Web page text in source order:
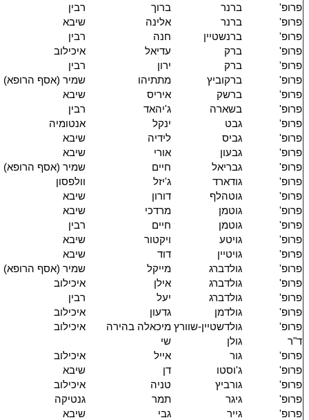
פרופ'
ברנר ברוך
רבין
פרופ'
ברנר אלינה
שיבא
פרופ'
ברנשטיין חנה
רבין
פרופ'
ברק עדיאל
איכילוב
פרופ'
ברק ירון
רבין
פרופ'
ברקוביץ מתתיהו
שמיר (אסף הרופא)
פרופ'
ברשק איריס
שיבא
פרופ'
בשארה ג'יהאד
רבין
פרופ'
גבט ינקל
אנטומיה
פרופ'
גביס לידיה
שיבא
פרופ'
גבעון אורי
שיבא
פרופ'
גבריאל חיים
שמיר (אסף הרופא)
פרופ'
גודארד ג'יזל
וולפסון
פרופ'
גוטהלף דורון
שיבא
פרופ'
גוטמן מרדכי
שיבא
פרופ'
גוטמן חיים
רבין
פרופ'
גויטע ויקטור
שיבא
פרופ'
גויטיין דוד
שיבא
פרופ'
גולדברג מייקל
שמיר (אסף הרופא)
פרופ'
גולדברג אילן
איכילוב
פרופ'
גולדברג יעל
רבין
פרופ'
גולדמן גדעון
איכילוב
פרופ'
גולדשטיין-שוורץ מיכאלה בהירה
איכילוב
ד"ר
גולן
שי
פרופ'
גור אייל
איכילוב
פרופ'
ג'וסטו דן
שיבא
פרופ'
גורביץ טניה
איכילוב
פרופ'
גיגר תמר
גנטיקה
פרופ'
גייר גבי
שיבא